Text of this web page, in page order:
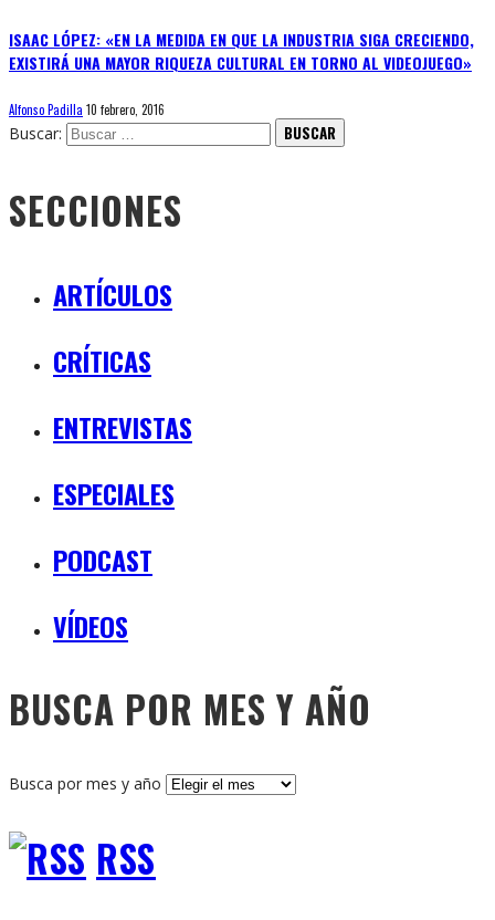
ISAAC LÓPEZ: «EN LA MEDIDA EN QUE LA INDUSTRIA SIGA CRECIENDO,
EXISTIRÁ UNA MAYOR RIQUEZA CULTURAL EN TORNO AL VIDEOJUEGO»
Alfonso Padilla 10 febrero, 2016
Buscar:
SECCIONES
ARTÍCULOS
CRÍTICAS
ENTREVISTAS
ESPECIALES
PODCAST
VÍDEOS
BUSCA POR MES Y AÑO
Busca por mes y año
RSS